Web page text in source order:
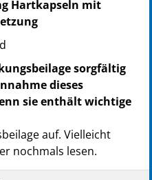
Hartkapseln mit
sorgfältig
dieses
sie enthält wichtige
auf. Vielleicht
nochmals lesen.
haben, wenden Sie sich